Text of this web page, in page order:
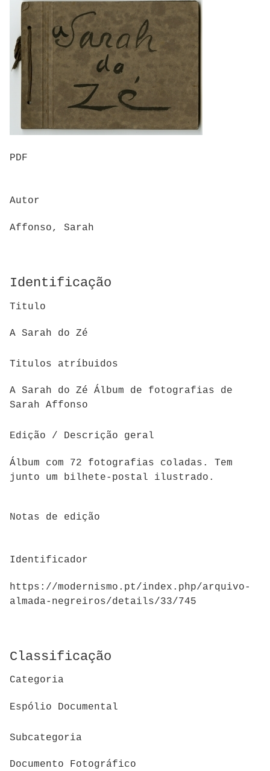
PDF
Autor
Affonso, Sarah
Identificação
Titulo
A Sarah do Zé
Titulos atríbuidos
A Sarah do Zé Álbum de fotografias de
Sarah Affonso
Edição / Descrição geral
Álbum com 72 fotografias coladas. Tem
junto um bilhete-postal ilustrado.
Notas de edição
Identificador
https://modernismo.pt/index.php/arquivo-
almada-negreiros/details/33/745
Classificação
Categoria
Espólio Documental
Subcategoria
Documento Fotográfico